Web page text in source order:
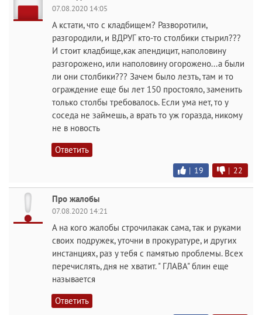
07.08.2020 14:05
А кстати, что с кладбищем? Разворотили,
разгородили, и ВДРУГ кто-то столбики стырил???
И стоит кладбище,как апендицит, наполовину
разгорожено, или наполовину огорожено...а были
ли они столбики??? Зачем было лезть, там и то
ограждение еще бы лет 150 простояло, заменить
только столбы требовалось. Если ума нет, то у
соседа не займешь, а врать то уж горазда, никому
не в новость
Ответить
| 19 | 22
Про жалобы
07.08.2020 14:21
А на кого жалобы строчилакак сама, так и руками
своих подружек, уточни в прокуратуре, и других
инстанциях, раз у тебя с памятью проблемы. Всех
перечислять, дня не хватит. " ГЛАВА" блин еще
называется
Ответить